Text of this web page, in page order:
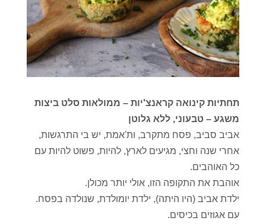
תחתיות קינואה קראנצ'יות – ממולאות סלט ביצות
משגע – טבעוני, ללא גלוטן
אביב סביב, פסח מתקרב, ות'אמת, יש בי התרגשות,
אחרי שנה וחצי, מגיעים לארץ, להיות, פשוט להיות עם
כל האוהבים.
אוהבת את התקופה הזו, אולי יותר מכולן.
ילדת אביב (היו היתה), ילדת יומולדת, שנולדה בפסח.
עם אגוזים בכיסים.